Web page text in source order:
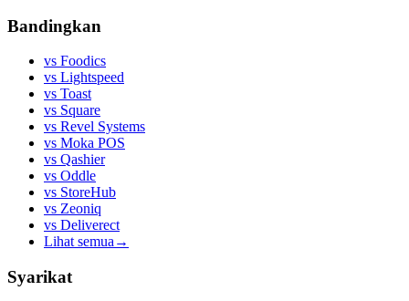
Bandingkan
vs Foodics
vs Lightspeed
vs Toast
vs Square
vs Revel Systems
vs Moka POS
vs Qashier
vs Oddle
vs StoreHub
vs Zeoniq
vs Deliverect
Lihat semua →
Syarikat